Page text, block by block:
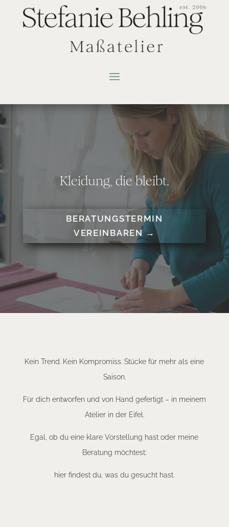
Kleidung, die bleibt.
BERATUNGSTERMIN
VEREINBAREN →
Kein Trend. Kein Kompromiss. Stücke für mehr als eine
Saison.
Für dich entworfen und von Hand gefertigt – in meinem
Atelier in der Eifel.
Egal, ob du eine klare Vorstellung hast oder meine
Beratung möchtest:
hier findest du, was du gesucht hast.